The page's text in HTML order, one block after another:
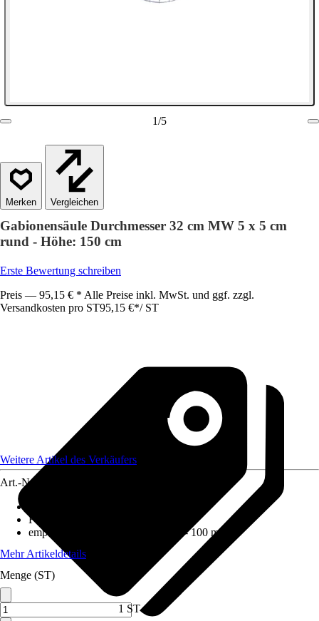
1/5
Vergleichen
Gabionensäule Durchmesser 32 cm MW 5 x 5 cm
rund - Höhe: 150 cm
Erste Bewertung schreiben
Preis — 95,15 € * Alle Preise inkl. MwSt. und ggf. zzgl.
Versandkosten pro ST95,15 €*/ ST
Weitere Artikel des Verkäufers
Art.-Nr.
Form
empfohlene Steinkörnung
60 mm - 100 mm
Mehr Artikeldetails
Menge (ST)
1 ST